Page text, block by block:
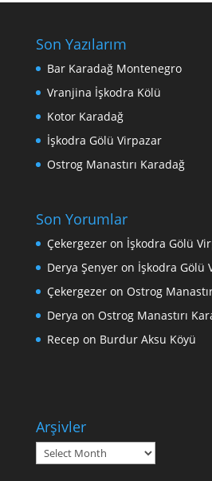
Son Yazılarım
Bar Karadağ Montenegro
Vranjina İşkodra Kölü
Kotor Karadağ
İşkodra Gölü Virpazar
Ostrog Manastırı Karadağ
Son Yorumlar
Çekergezeron İşkodra Gölü
Derya Şenyeron İşkodra Gölü
Çekergezeron Ostrog
Derya on Ostrog Manastırı
Recep on Burdur Aksu Köyü
Arşivler
Arşivler